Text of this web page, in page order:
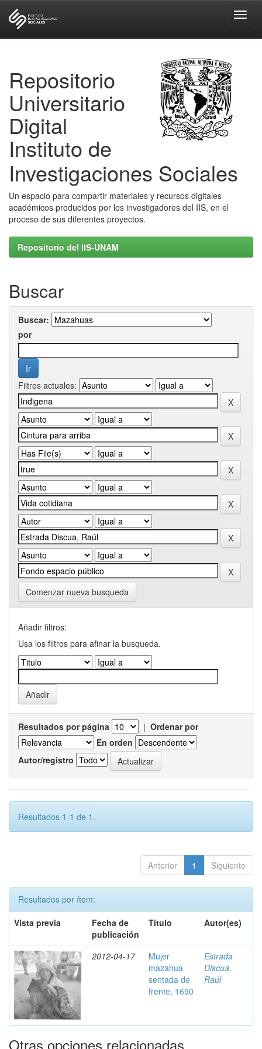
Repositorio
Universitario
Digital
Instituto de
Investigaciones Sociales
Un espacio para compartir materiales y recursos digitales
académicos producidos por los investigadores del IIS, en el
proceso de sus diferentes proyectos.
Repositorio del IIS-UNAM
Buscar
Buscar:
por
Filtros actuales:
Comenzar nueva busqueda
Añadir filtros:
Usa los filtros para afinar la busqueda.
Resultados por página | Ordenar por
En orden
Autor/registro
Resultados 1-1 de 1.
Anterior 1 Siguiente
Resultados por ítem:
Vista previa
Fecha de
publicación
Título Autor(es)
2012-04-17
Mujer
mazahua
sentada de
frente, 1690
Estrada
Discua,
Raúl
Otras opciones relacionadas